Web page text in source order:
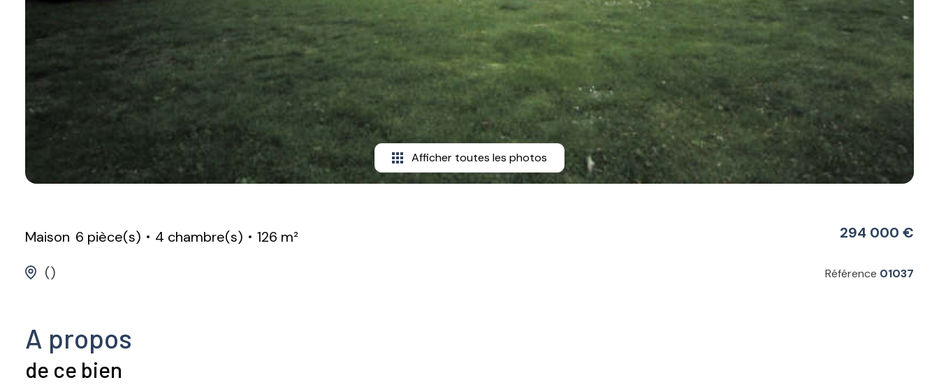
Afficher toutes les photos
Maison 6 pièce(s) 4 chambre(s)
126 m²
()
294 000 €
Référence 01037
A propos
de ce bien